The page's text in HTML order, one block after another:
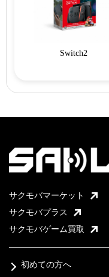
Switch2
サクモバマーケット
サクモバプラス
サクモバゲーム買取
初めての方へ